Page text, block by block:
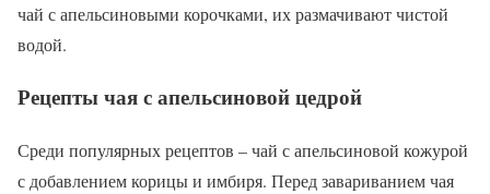
чай с апельсиновыми корочками, их размачивают чистой
водой.
Рецепты чая с апельсиновой цедрой
Среди популярных рецептов – чай с апельсиновой кожурой
с добавлением корицы и имбиря. Перед завариванием чая